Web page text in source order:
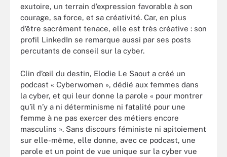
exutoire, un terrain d’expression favorable à son
courage, sa force, et sa créativité. Car, en plus
d’être sacrément tenace, elle est très créative : son
profil LinkedIn se remarque aussi par ses posts
percutants de conseil sur la cyber.
Clin d’œil du destin, Elodie Le Saout a créé un
podcast « Cyberwomen », dédié aux femmes dans
la cyber, et qui leur donne la parole « pour montrer
qu’il n’y a ni déterminisme ni fatalité pour une
femme à ne pas exercer des métiers encore
masculins ». Sans discours féministe ni apitoiement
sur elle-même, elle donne, avec ce podcast, une
parole et un point de vue unique sur la cyber vue